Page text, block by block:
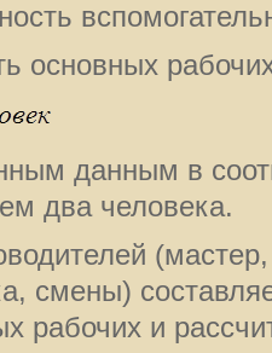
основных
данным в
два человека.
смены)
рабочих и